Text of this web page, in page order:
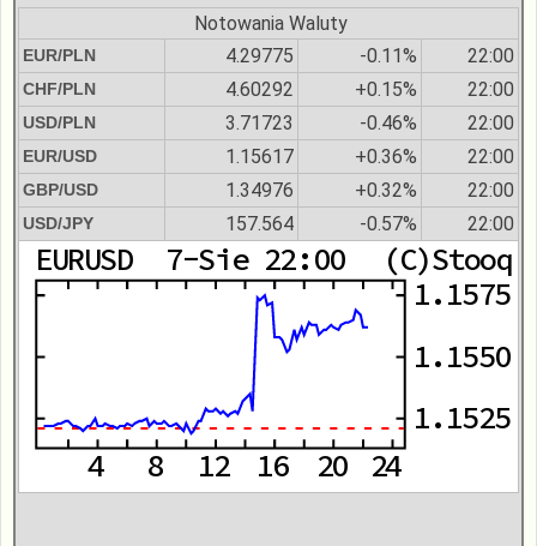
Notowania Waluty
EUR/PLN 4.29775 -0.11% 22:00
CHF/PLN 4.60292 +0.15% 22:00
USD/PLN 3.71723 -0.46% 22:00
EUR/USD 1.15617 +0.36% 22:00
GBP/USD 1.34976 +0.32% 22:00
USD/JPY 157.564 -0.57% 22:00